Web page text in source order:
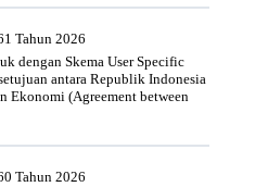
Tahun 2026
dengan Skema User Specific
antara Republik Indonesia
Ekonomi (Agreement between
Tahun 2026